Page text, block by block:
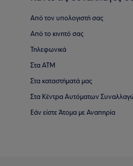
Από τον υπολογιστή σας
Από το κινητό σας
Τηλεφωνικά
Στα ΑΤΜ
Στα καταστήματά μας
Στα Κέντρα Αυτόματων
Εάν είστε Άτομα με Αναπηρία